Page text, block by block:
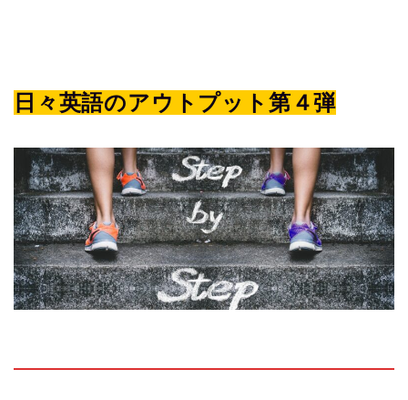
日々英語のアウトプット第４弾